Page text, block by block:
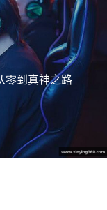
零到真神之路